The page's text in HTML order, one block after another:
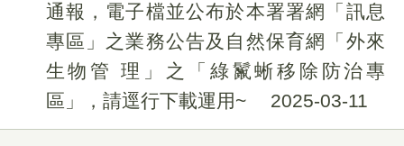
通報，電子檔並公布於本署署網「訊息
專區」之業務公告及自然保育網「外來
生物管 理」之「綠鬣蜥移除防治專
區」，請逕行下載運用~
2025-03-11